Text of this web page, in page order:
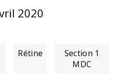
2020
Rétine
Section 1
MDC